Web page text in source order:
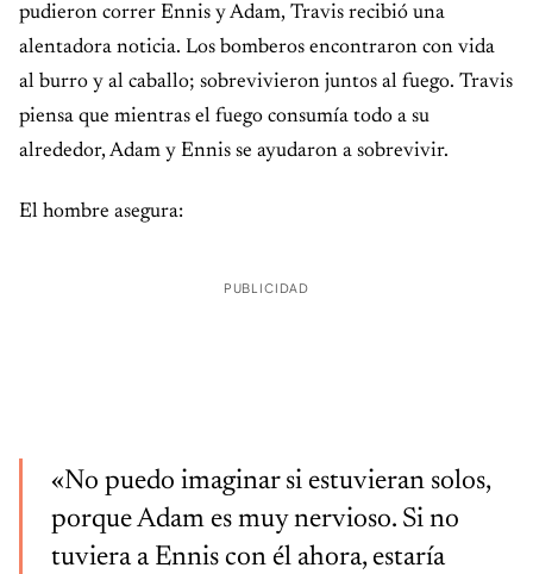
pudieron correr Ennis y Adam, Travis recibió una
alentadora noticia. Los bomberos encontraron con vida
al burro y al caballo; sobrevivieron juntos al fuego. Travis
piensa que mientras el fuego consumía todo a su
alrededor, Adam y Ennis se ayudaron a sobrevivir.
El hombre asegura:
PUBLICIDAD
«No puedo imaginar si estuvieran solos,
porque Adam es muy nervioso. Si no
tuviera a Ennis con él ahora, estaría